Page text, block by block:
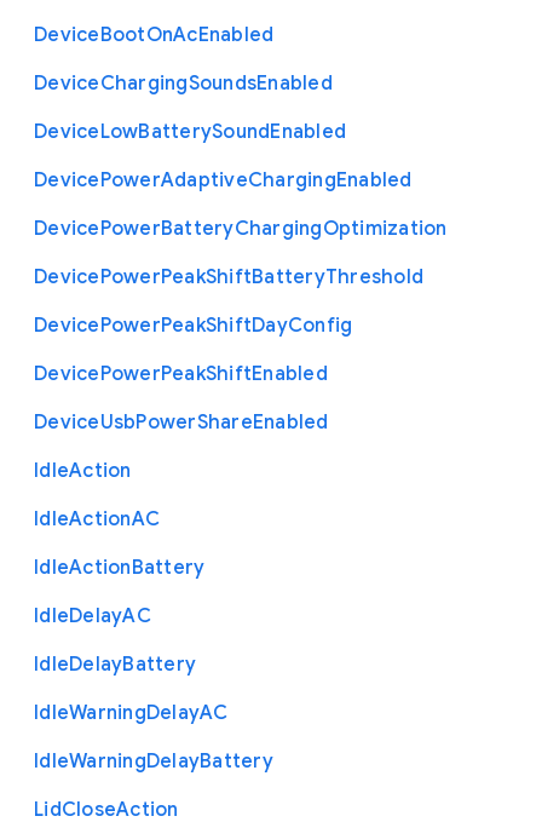
DeviceBootOnAcEnabled
DeviceChargingSoundsEnabled
DeviceLowBatterySoundEnabled
DevicePowerAdaptiveChargingEnabled
DevicePowerBatteryChargingOptimization
DevicePowerPeakShiftBatteryThreshold
DevicePowerPeakShiftDayConfig
DevicePowerPeakShiftEnabled
DeviceUsbPowerShareEnabled
IdleAction
IdleActionAC
IdleActionBattery
IdleDelayAC
IdleDelayBattery
IdleWarningDelayAC
IdleWarningDelayBattery
LidCloseAction